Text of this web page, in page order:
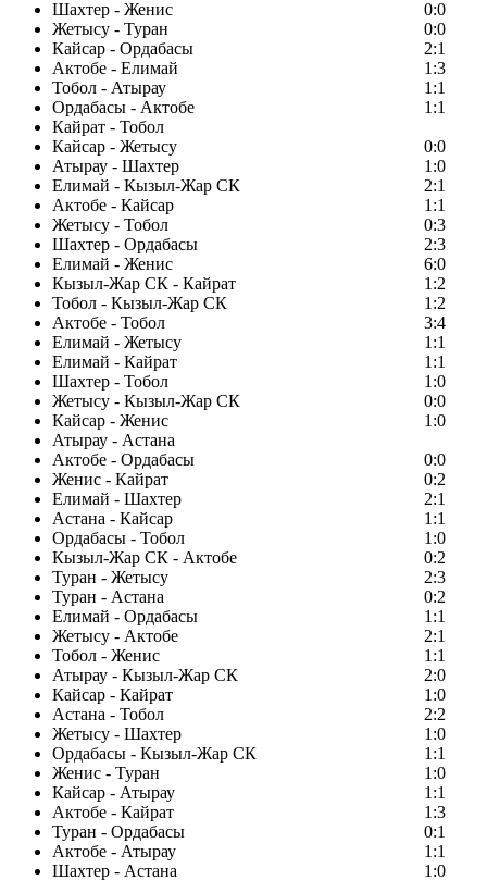
Шахтер - Женис
0:0
Жетысу - Туран
0:0
Кайсар - Ордабасы
2:1
Актобе - Елимай
1:3
Тобол - Атырау
1:1
Ордабасы - Актобе
1:1
Кайрат - Тобол
Кайсар - Жетысу
0:0
Атырау - Шахтер
1:0
Елимай - Кызыл-Жар СК
2:1
Актобе - Кайсар
1:1
Жетысу - Тобол
0:3
Шахтер - Ордабасы
2:3
Елимай - Женис
6:0
Кызыл-Жар СК - Кайрат
1:2
Тобол - Кызыл-Жар СК
1:2
Актобе - Тобол
3:4
Елимай - Жетысу
1:1
Елимай - Кайрат
1:1
Шахтер - Тобол
1:0
Жетысу - Кызыл-Жар СК
0:0
Кайсар - Женис
1:0
Атырау - Астана
Актобе - Ордабасы
0:0
Женис - Кайрат
0:2
Елимай - Шахтер
2:1
Астана - Кайсар
1:1
Ордабасы - Тобол
1:0
Кызыл-Жар СК - Актобе
0:2
Туран - Жетысу
2:3
Туран - Астана
0:2
Елимай - Ордабасы
1:1
Жетысу - Актобе
2:1
Тобол - Женис
1:1
Атырау - Кызыл-Жар СК
2:0
Кайсар - Кайрат
1:0
Астана - Тобол
2:2
Жетысу - Шахтер
1:0
Ордабасы - Кызыл-Жар СК
1:1
Женис - Туран
1:0
Кайсар - Атырау
1:1
Актобе - Кайрат
1:3
Туран - Ордабасы
0:1
Актобе - Атырау
1:1
Шахтер - Астана
1:0